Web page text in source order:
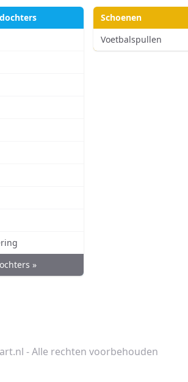
»
Schoenen
Voetbalspullen
- Alle rechten voorbehouden